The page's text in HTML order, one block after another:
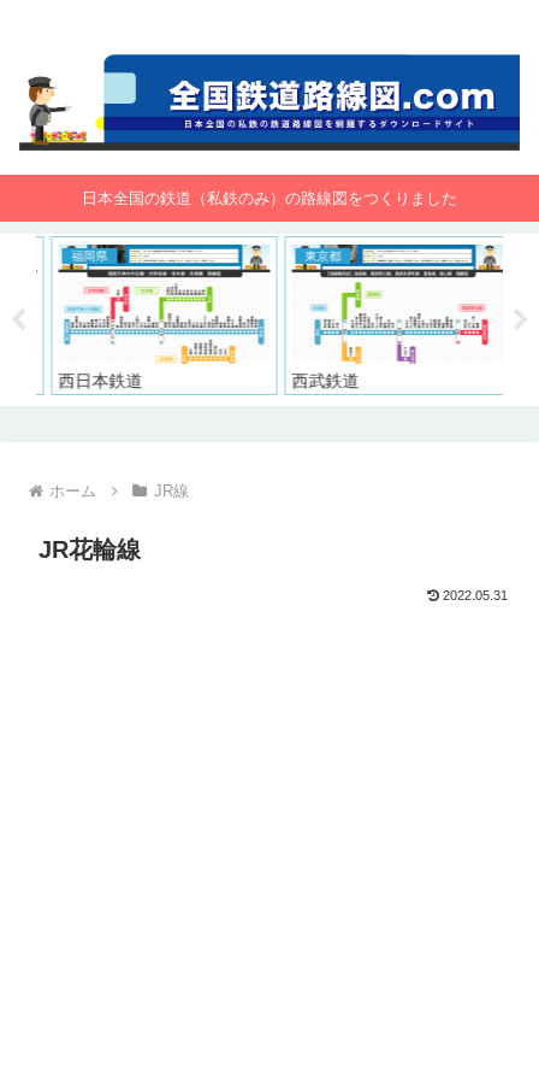
日本全国の鉄道（私鉄のみ）の路線図をつくりました
福岡県
西日本鉄道
東京都
西武鉄道
ホーム JR線
JR花輪線
2022.05.31